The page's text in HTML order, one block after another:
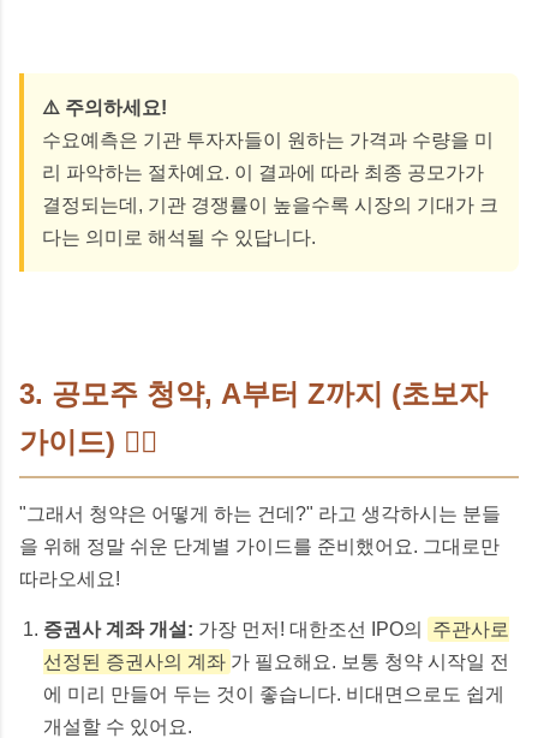
⚠️ 주의하세요!
수요예측은 기관 투자자들이 원하는 가격과 수량을 미
리 파악하는 절차예요. 이 결과에 따라 최종 공모가가
결정되는데, 기관 경쟁률이 높을수록 시장의 기대가 크
다는 의미로 해석될 수 있답니다.
3. 공모주 청약, A부터 Z까지 (초보자
가이드) 🙋‍♀️
"그래서 청약은 어떻게 하는 건데?" 라고 생각하시는 분들
을 위해 정말 쉬운 단계별 가이드를 준비했어요. 그대로만
따라오세요!
증권사 계좌 개설: 가장 먼저! 대한조선 IPO의
주관사로
선정된 증권사의 계좌 가 필요해요. 보통 청약 시작일 전
에 미리 만들어 두는 것이 좋습니다. 비대면으로도 쉽게
개설할 수 있어요.